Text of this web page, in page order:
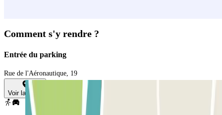
Comment s'y rendre ?
Entrée du parking
Rue de l'Aéronautique, 19
Voir la carte